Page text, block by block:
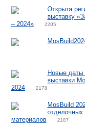
Открыта
выставку
– 2024»
2205
Новые даты
выставки
2024
2178
MosBuild
отделочных
материалов
2187